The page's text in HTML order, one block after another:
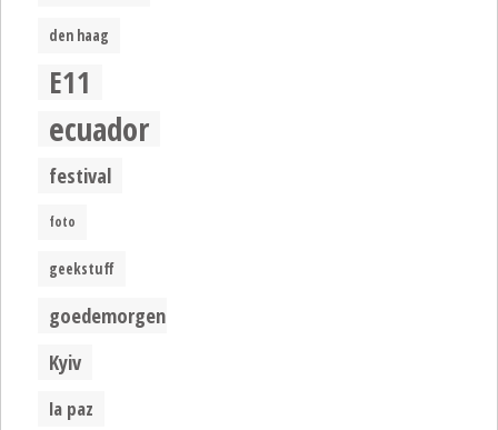
den haag
E11
ecuador
festival
foto
geekstuff
goedemorgen
Kyiv
la paz